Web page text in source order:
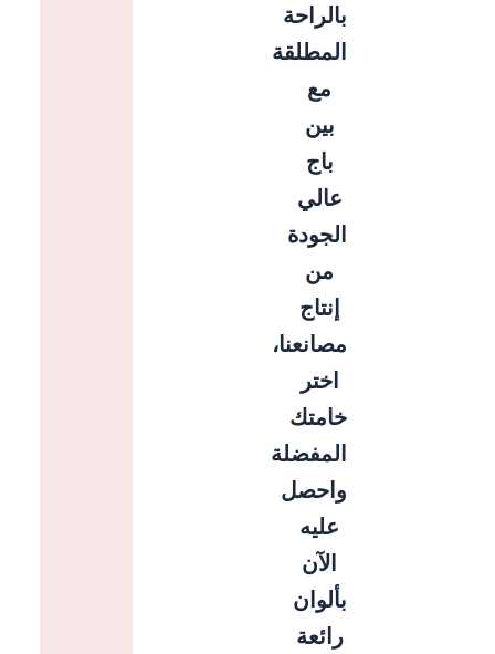
بالراحة
المطلقة
مع
بين
باج
عالي
الجودة
من
إنتاج
مصانعنا،
اختر
خامتك
المفضلة
واحصل
عليه
الآن
بألوان
رائعة